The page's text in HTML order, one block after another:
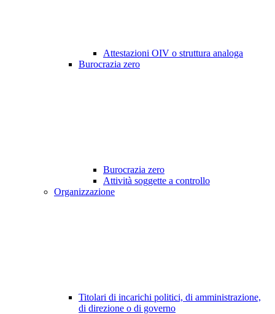
Attestazioni OIV o struttura analoga
Burocrazia zero
Burocrazia zero
Attività soggette a controllo
Organizzazione
Titolari di incarichi politici, di amministrazione,
di direzione o di governo